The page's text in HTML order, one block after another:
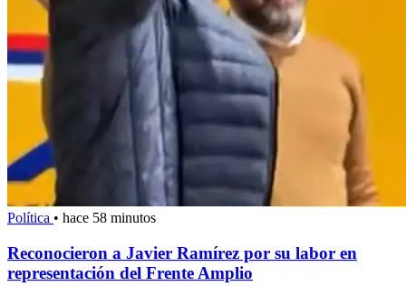
Política • hace 58 minutos
Reconocieron a Javier Ramírez por su labor en
representación del Frente Amplio